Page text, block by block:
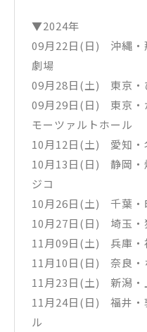
▼2024年
09月22日(日) 沖縄・
劇場
09月28日(土) 東京・
09月29日(日) 東京・
モーツァルトホール
10月12日(土) 愛知・
10月13日(日) 静岡・
ジコ
10月26日(土) 千葉・
10月27日(日) 埼玉・
11月09日(土) 兵庫・
11月10日(日) 奈良・
11月23日(土) 新潟・
11月24日(日) 福井・
ル